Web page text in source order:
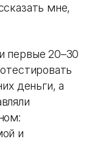
мне,
первые 20–30
деньги, а
и